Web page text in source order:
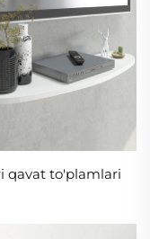
qavat to'plamlari